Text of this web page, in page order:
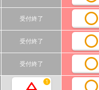
受付終了
受付終了
受付終了
1